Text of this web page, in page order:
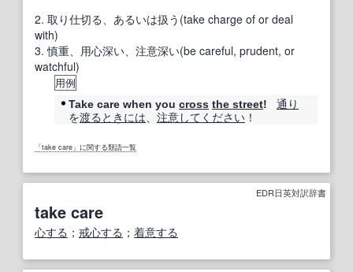
2. 取り仕切る、あるいは扱う(take charge of or deal
with)
3. 慎重、用心深い、注意深い(be careful, prudent, or
watchful)
用例
Take care when you cross the street!
通り
を渡る ときには、 注意してください ！
「take care」に関する類語一覧
EDR日英対訳辞書
take care
心する ； 戒心する ； 着意する